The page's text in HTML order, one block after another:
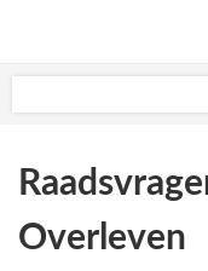
Overleven